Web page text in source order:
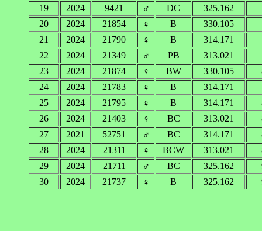
19 2024 9421 ♂ DC 325.162
20
2024 21854 ♀ B 330.105
21
2024 21790 ♀ B 314.171
22
2024 21349 ♂ PB 313.021
23
2024 21874 ♀ BW 330.105
24
2024 21783 ♀ B 314.171
25
2024 21795 ♀ B 314.171
26
2024 21403 ♀ BC 313.021
27
2021 52751 ♂ BC 314.171
28
2024 21311 ♀ BCW 313.021
29
2024 21711 ♂ BC 325.162
30
2024 21737 ♀ B 325.162